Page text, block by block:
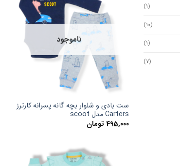
(1)
(10)
(1)
(7)
ناموجود
ست بادی و شلوار بچه گانه پسرانه کارترز
Carters مدل scoot
495,000 تومان